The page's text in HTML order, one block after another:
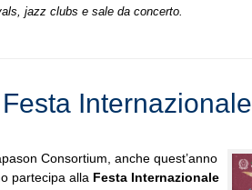
jazz clubs e sale da concerto.
Consortium, anche quest’anno
partecipa alla Festa Internazionale